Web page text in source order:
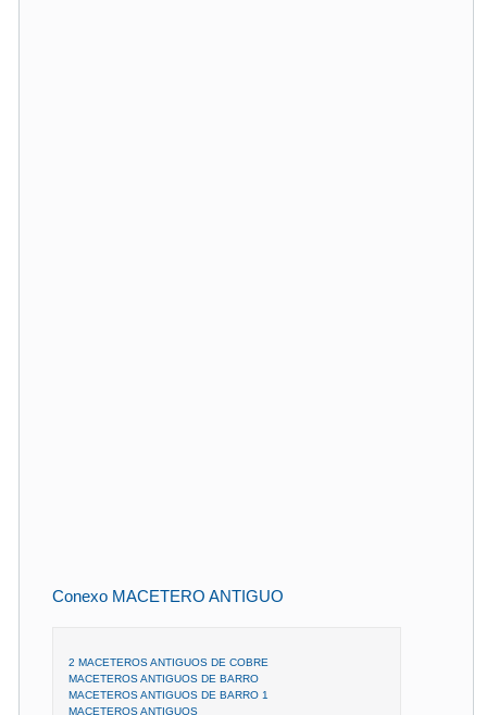
Conexo MACETERO ANTIGUO
2 MACETEROS ANTIGUOS DE COBRE
MACETEROS ANTIGUOS DE BARRO
MACETEROS ANTIGUOS DE BARRO 1
MACETEROS ANTIGUOS